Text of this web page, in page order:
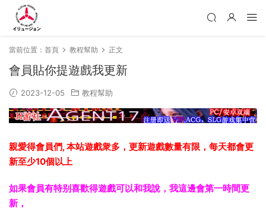
當前位置： 首頁 教程幫助 正文
會員貼你提遊戲我更新
2023-12-05 教程幫助
親愛得會員們, 本站遊戲衆多，更新遊戲數量有限，每天都會更
新至少10個以上
如果會員有特别喜歡得遊戲可以和我說，我這邊會第一時間更
新，